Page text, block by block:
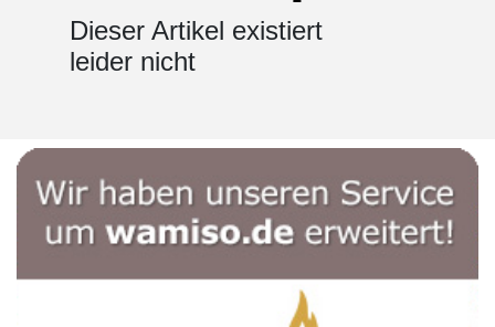
Dieser Artikel existiert
leider nicht